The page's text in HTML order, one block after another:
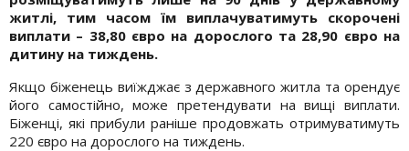
житлі, тим часом їм виплачуватимуть скорочені
виплати – 38,80 євро на дорослого та 28,90 євро на
дитину на тиждень.
Якщо біженець виїжджає з державного житла та орендує
його самостійно, може претендувати на вищі виплати.
Біженці, які прибули раніше продовжать отримуватимуть
220 євро на дорослого на тиждень.